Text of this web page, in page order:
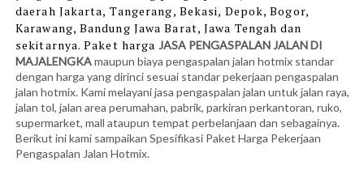
daerah Jakarta, Tangerang, Bekasi, Depok, Bogor,
Karawang, Bandung Jawa Barat, Jawa Tengah dan
sekitarnya. Paket harga JASA PENGASPALAN JALAN DI
MAJALENGKAmaupun biaya pengaspalan jalan hotmix standar
dengan harga yang dirinci sesuai standar pekerjaan pengaspalan
jalan hotmix. Kami melayani jasa pengaspalan jalan untuk jalan raya,
jalan tol, jalan area perumahan, pabrik, parkiran perkantoran, ruko,
supermarket, mall ataupun tempat perbelanjaan dan sebagainya.
Berikut ini kami sampaikan Spesifikasi Paket Harga Pekerjaan
Pengaspalan Jalan Hotmix.